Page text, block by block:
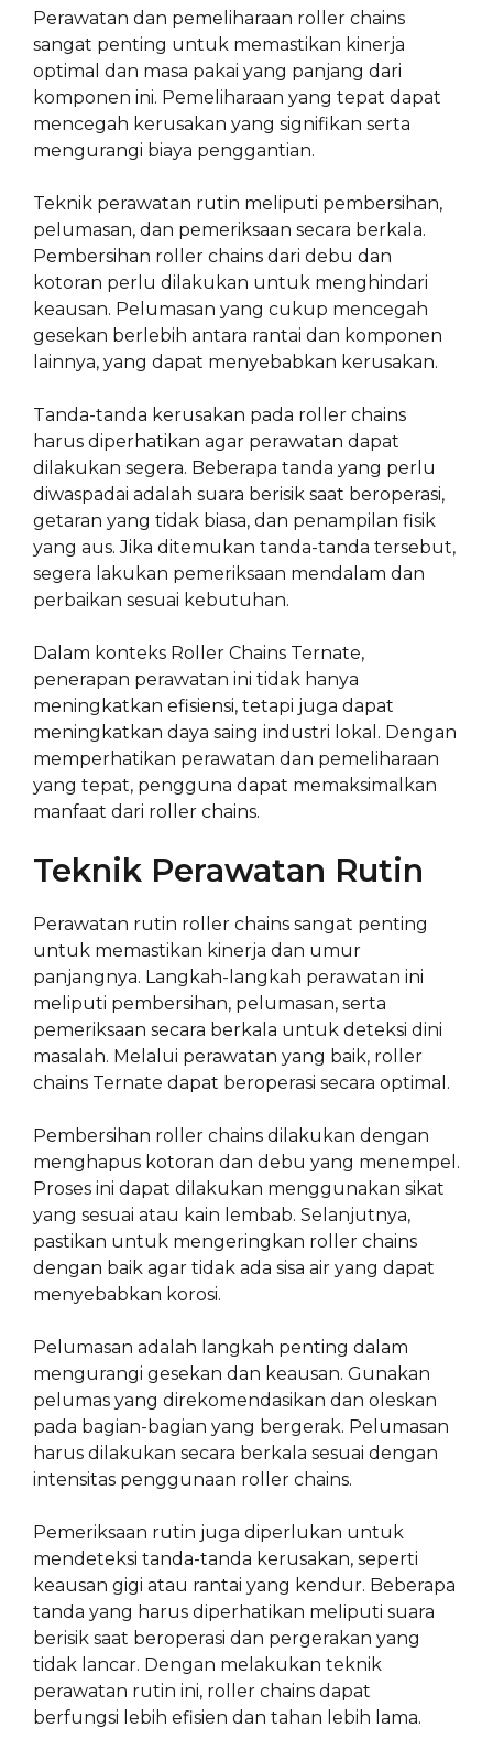
Perawatan dan pemeliharaan roller chains
sangat penting untuk memastikan kinerja
optimal dan masa pakai yang panjang dari
komponen ini. Pemeliharaan yang tepat dapat
mencegah kerusakan yang signifikan serta
mengurangi biaya penggantian.
Teknik perawatan rutin meliputi pembersihan,
pelumasan, dan pemeriksaan secara berkala.
Pembersihan roller chains dari debu dan
kotoran perlu dilakukan untuk menghindari
keausan. Pelumasan yang cukup mencegah
gesekan berlebih antara rantai dan komponen
lainnya, yang dapat menyebabkan kerusakan.
Tanda-tanda kerusakan pada roller chains
harus diperhatikan agar perawatan dapat
dilakukan segera. Beberapa tanda yang perlu
diwaspadai adalah suara berisik saat beroperasi,
getaran yang tidak biasa, dan penampilan fisik
yang aus. Jika ditemukan tanda-tanda tersebut,
segera lakukan pemeriksaan mendalam dan
perbaikan sesuai kebutuhan.
Dalam konteks Roller Chains Ternate,
penerapan perawatan ini tidak hanya
meningkatkan efisiensi, tetapi juga dapat
meningkatkan daya saing industri lokal. Dengan
memperhatikan perawatan dan pemeliharaan
yang tepat, pengguna dapat memaksimalkan
manfaat dari roller chains.
Teknik Perawatan Rutin
Perawatan rutin roller chains sangat penting
untuk memastikan kinerja dan umur
panjangnya. Langkah-langkah perawatan ini
meliputi pembersihan, pelumasan, serta
pemeriksaan secara berkala untuk deteksi dini
masalah. Melalui perawatan yang baik, roller
chains Ternate dapat beroperasi secara optimal.
Pembersihan roller chains dilakukan dengan
menghapus kotoran dan debu yang menempel.
Proses ini dapat dilakukan menggunakan sikat
yang sesuai atau kain lembab. Selanjutnya,
pastikan untuk mengeringkan roller chains
dengan baik agar tidak ada sisa air yang dapat
menyebabkan korosi.
Pelumasan adalah langkah penting dalam
mengurangi gesekan dan keausan. Gunakan
pelumas yang direkomendasikan dan oleskan
pada bagian-bagian yang bergerak. Pelumasan
harus dilakukan secara berkala sesuai dengan
intensitas penggunaan roller chains.
Pemeriksaan rutin juga diperlukan untuk
mendeteksi tanda-tanda kerusakan, seperti
keausan gigi atau rantai yang kendur. Beberapa
tanda yang harus diperhatikan meliputi suara
berisik saat beroperasi dan pergerakan yang
tidak lancar. Dengan melakukan teknik
perawatan rutin ini, roller chains dapat
berfungsi lebih efisien dan tahan lebih lama.